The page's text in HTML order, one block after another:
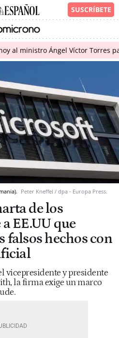
al ministro Ángel Víctor Torres
Peter Kneffel / dpa - Europa Press.
de los
EE.UU que
falsos hechos con
vicepresidente y presidente
la firma exige un marco